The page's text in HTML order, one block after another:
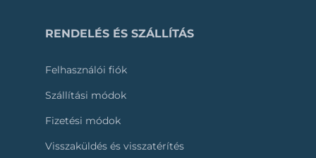
RENDELÉS ÉS SZÁLLÍTÁS
Felhasználói fiók
Szállítási módok
Fizetési módok
Visszaküldés és visszatérítés